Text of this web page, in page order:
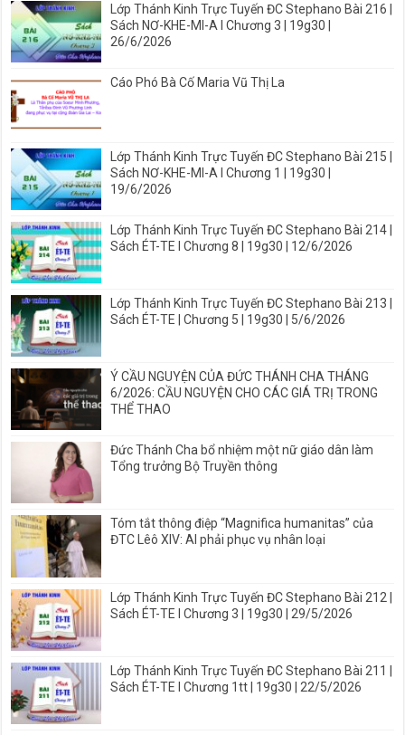
Lớp Thánh Kinh Trực Tuyến ĐC Stephano Bài 216 |
Sách NƠ-KHE-MI-A I Chương 3 | 19g30 |
26/6/2026
Cáo Phó Bà Cố Maria Vũ Thị La
Lớp Thánh Kinh Trực Tuyến ĐC Stephano Bài 215 |
Sách NƠ-KHE-MI-A I Chương 1 | 19g30 |
19/6/2026
Lớp Thánh Kinh Trực Tuyến ĐC Stephano Bài 214 |
Sách ÉT-TE I Chương 8 | 19g30 | 12/6/2026
Lớp Thánh Kinh Trực Tuyến ĐC Stephano Bài 213 |
Sách ÉT-TE | Chương 5 | 19g30 | 5/6/2026
Ý CẦU NGUYỆN CỦA ĐỨC THÁNH CHA THÁNG
6/2026: CẦU NGUYỆN CHO CÁC GIÁ TRỊ TRONG
THỂ THAO
Đức Thánh Cha bổ nhiệm một nữ giáo dân làm
Tổng trưởng Bộ Truyền thông
Tóm tắt thông điệp “Magnifica humanitas” của
ĐTC Lêô XIV: AI phải phục vụ nhân loại
Lớp Thánh Kinh Trực Tuyến ĐC Stephano Bài 212 |
Sách ÉT-TE I Chương 3 | 19g30 | 29/5/2026
Lớp Thánh Kinh Trực Tuyến ĐC Stephano Bài 211 |
Sách ÉT-TE I Chương 1tt | 19g30 | 22/5/2026